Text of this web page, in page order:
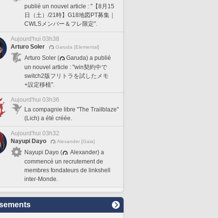
publié un nouvel article : "【8月15
日（土）/21時】G18地図PT募集｜
CWLSメンバー＆フレ限定".
Aujourd'hui 03h38
Arturo Soler
Garuda [Elemental]
Arturo Soler (
Garuda) a publié
un nouvel article : "win契約中で
switch2版フリトラを試したメモ
+設定移植".
Aujourd'hui 03h36
La compagnie libre "The Trailblaze"
(Lich) a été créée.
Aujourd'hui 03h32
Nayupi Dayo
Alexander [Gaia]
Nayupi Dayo (
Alexander) a
commencé un recrutement de
membres fondateurs de linkshell
inter-Monde.